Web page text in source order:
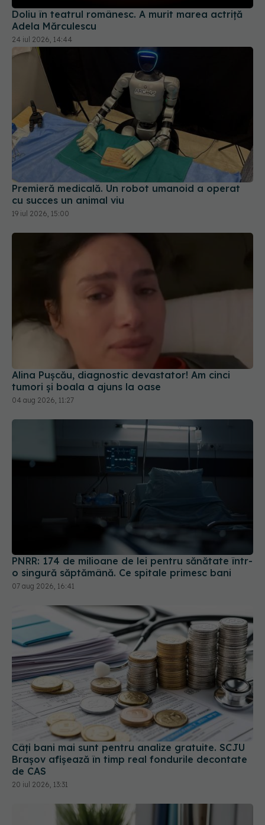
Doliu în teatrul românesc. A murit marea actriță
Adela Mărculescu
24 iul 2026, 14:44
Premieră medicală. Un robot umanoid a operat
cu succes un animal viu
19 iul 2026, 15:00
Alina Pușcău, diagnostic devastator! Am cinci
tumori și boala a ajuns la oase
04 aug 2026, 11:27
PNRR: 174 de milioane de lei pentru sănătate într-
o singură săptămână. Ce spitale primesc bani
07 aug 2026, 16:41
Câți bani mai sunt pentru analize gratuite. SCJU
Brașov afișează în timp real fondurile decontate
de CAS
20 iul 2026, 13:31